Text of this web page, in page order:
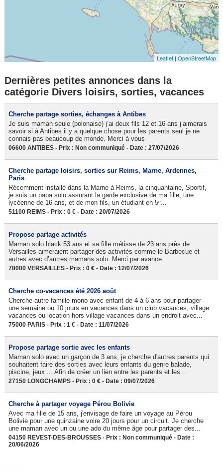
Leaflet |OpenStreetMap
Dernières petites annonces dans la
catégorie Divers loisirs, sorties, vacances
Cherche partage sorties, échanges à Antibes
Je suis maman seule (polonaise) j’ai deux fils 12 et 16 ans j’aimerais
savoir si à Antibes il y a quelque chose pour les parents seul je ne
connais pas beaucoup de monde. Merci à vous
06600 ANTIBES - Prix : Non communiqué - Date : 27/07/2026
Cherche partage loisirs, sorties sur Reims, Marne, Ardennes,
Paris
Récemment installé dans la Marne à Reims, la cinquantaine, Sportif,
je suis un papa solo assurant la garde exclusive de ma fille, une
lycéenne de 16 ans, et de mon fils, un étudiant en 5ᵉ...
51100 REIMS - Prix : 0 € - Date : 20/07/2026
Propose partage activités
Maman solo black 53 ans et sa fille métisse de 23 ans près de
Versailles aimeraient partager des activités comme le Barbecue et
autres avec d’autres mamans solo. Merci par avance.
78000 VERSAILLES - Prix : 0 € - Date : 12/07/2026
Cherche co-vacances été 2026 août
Cherche autre famille mono avec enfant de 4 à 6 ans pour partager
une semaine ou 10 jours en vacances dans un club vacances, village
vacances ou location hors village vacances dans un endroit avec...
75000 PARIS - Prix : 1 € - Date : 11/07/2026
Propose partage sortie avec les enfants
Maman solo avec un garçon de 3 ans, je cherche d'autres parents qui
souhaitent faire des sorties avec leurs enfants du genre balade,
piscine, jeux ... Afin de créer un lien entre les parents et les...
27150 LONGCHAMPS - Prix : 0 € - Date : 09/07/2026
Cherche à partager voyage Pérou Bolivie
Avec ma fille de 15 ans, j'envisage de faire un voyage au Pérou
Bolivie pour une quinzaine voire 20 jours pour un circuit. Je cherche
une maman avec un ou une ado du même âge pour partager des...
04150 REVEST-DES-BROUSSES - Prix : Non communiqué - Date :
20/06/2026